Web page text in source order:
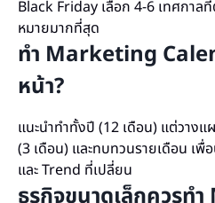
Black Friday เลือก 4-6 เทศกาล
หมายมากที่สุด
ทำ Marketing
หน้า?
แนะนำทำทั้งปี (12 เดือน) แต่วางแ
(3 เดือน) และทบทวนรายเดือน เ
และ Trend ที่เปลี่ยน